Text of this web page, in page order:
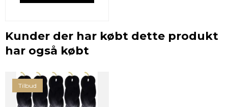
Kunder der har købt dette produkt
har også købt
Tilbud